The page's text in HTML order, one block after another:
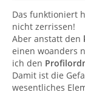
Das funktioniert
nicht zerrissen!
Aber anstatt den
einen woanders
ich den
Damit ist die
wesentliches